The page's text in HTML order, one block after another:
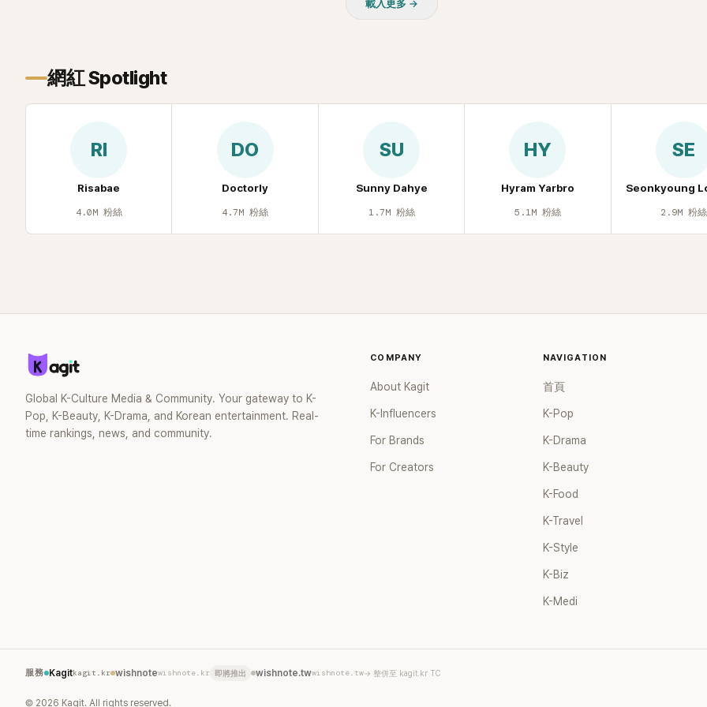
李智惠、徐智英兩位女成員，以及張錫
炫、Chris Kim 兩位男成員組成。不過後來
後，李智惠轉型 solo，靠著綜藝與歌唱實
S#arp，也與 李尚敏 的賞識有關。 感情方
己安排一段休息時間。
載入更多 →
網紅 Spotlight
RI
Risabae
4.0M 粉絲
DO
Doctorly
4.7M 粉絲
SU
Sunny Dahye
1.7M 粉絲
HY
Hyram Yarbro
5.1M 粉絲
SE
Seonkyoung
2.9M 粉絲
Global K-Culture Media & Community. Your gateway to K-
Pop, K-Beauty, K-Drama, and Korean entertainment. Real-
time rankings, news, and community.
COMPANY
About Kagit
K-Influencers
For Brands
For Creators
NAVIGATION
首頁
K-Pop
K-Drama
K-Beauty
K-Food
K-Travel
K-Style
K-Biz
K-Medi
服務 Kagitkagit.kr wishnotewishnote.kr 即將推出 wishnote.twwishnote.tw→ 整併至 kagit.kr TC
© 2026 Kagit. All rights reserved.